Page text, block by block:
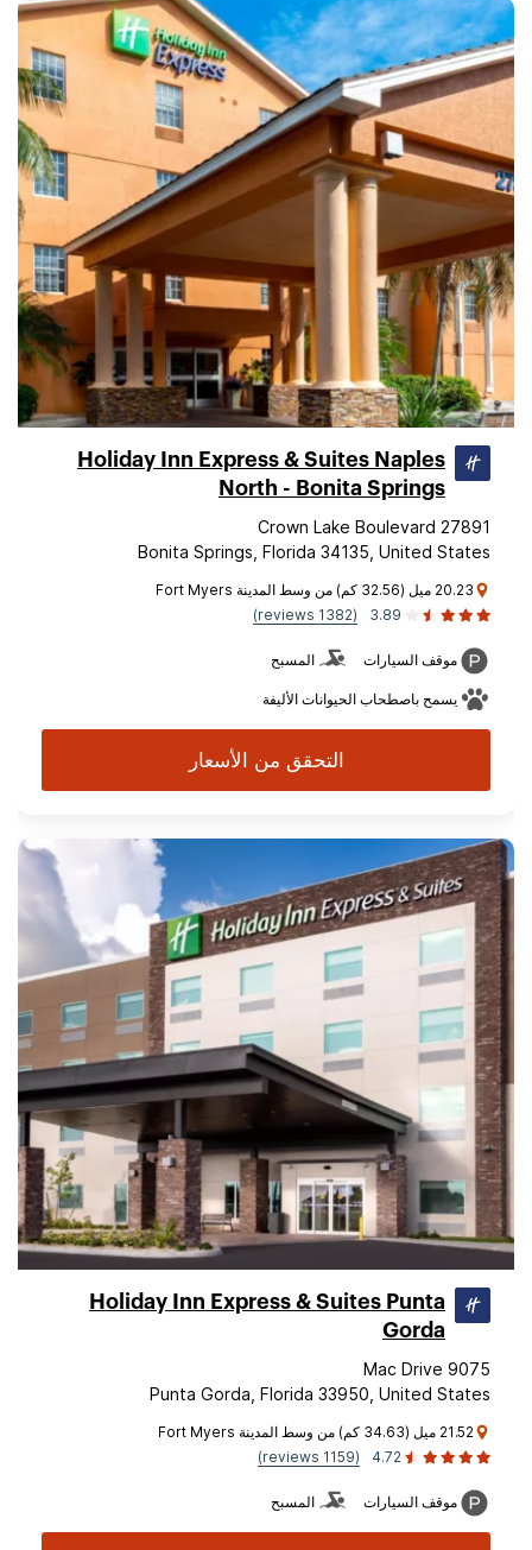
Holiday Inn Express & Suites Naples
North - Bonita Springs
27891 Crown Lake Boulevard
Bonita Springs, Florida 34135, United States
20.23 ميل (32.56 كم) من وسط المدينة Fort Myers
3.89
(1382 reviews)
موقف السيارات المسبح
يسمح باصطحاب الحيوانات الأليفة
التحقق من الأسعار
Holiday Inn Express & Suites Punta
Gorda
9075 Mac Drive
Punta Gorda, Florida 33950, United States
21.52 ميل (34.63 كم) من وسط المدينة Fort Myers
4.72
(1159 reviews)
موقف السيارات المسبح